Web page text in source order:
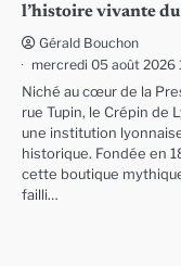
l’histoire vivante
Gérald Bouchon
mercredi 05 août 2026
Niché au cœur de la
rue Tupin, le Crépin de
une institution
historique. Fondée en
cette boutique
failli…